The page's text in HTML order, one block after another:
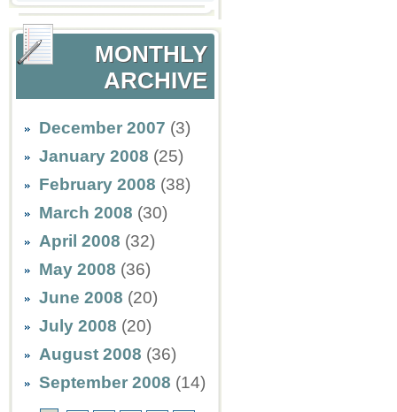
MONTHLY
ARCHIVE
December 2007 (3)
January 2008 (25)
February 2008 (38)
March 2008 (30)
April 2008 (32)
May 2008 (36)
June 2008 (20)
July 2008 (20)
August 2008 (36)
September 2008 (14)